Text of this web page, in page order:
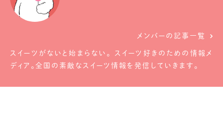
メンバーの記事一覧
スイーツがないと始まらない。 スイーツ好きのための情報メ
ディア。全国の素敵なスイーツ情報を発信していきます。